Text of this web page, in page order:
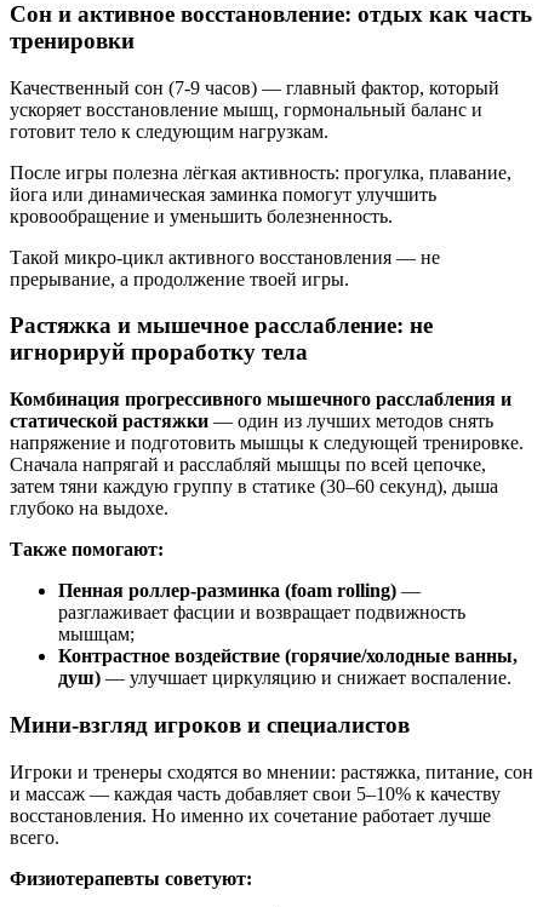
Сон и активное восстановление: отдых как часть
тренировки
Качественный сон (7-9 часов) — главный фактор, который
ускоряет восстановление мышц, гормональный баланс и
готовит тело к следующим нагрузкам.
После игры полезна лёгкая активность: прогулка, плавание,
йога или динамическая заминка помогут улучшить
кровообращение и уменьшить болезненность.
Такой микро-цикл активного восстановления — не
прерывание, а продолжение твоей игры.
Растяжка и мышечное расслабление: не
игнорируй проработку тела
Комбинация прогрессивного мышечного расслабления и
статической растяжки — один из лучших методов снять
напряжение и подготовить мышцы к следующей тренировке.
Сначала напрягай и расслабляй мышцы по всей цепочке,
затем тяни каждую группу в статике (30–60 секунд), дыша
глубоко на выдохе.
Также помогают:
Пенная роллер-разминка (foam rolling) —
разглаживает фасции и возвращает подвижность
мышцам;
Контрастное воздействие (горячие/холодные ванны,
душ) — улучшает циркуляцию и снижает воспаление.
Мини-взгляд игроков и специалистов
Игроки и тренеры сходятся во мнении: растяжка, питание, сон
и массаж — каждая часть добавляет свои 5–10% к качеству
восстановления. Но именно их сочетание работает лучше
всего.
Физиотерапевты советуют: